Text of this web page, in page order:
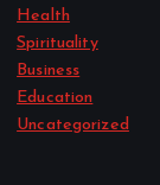
Health
Spirituality
Business
Education
Uncategorized